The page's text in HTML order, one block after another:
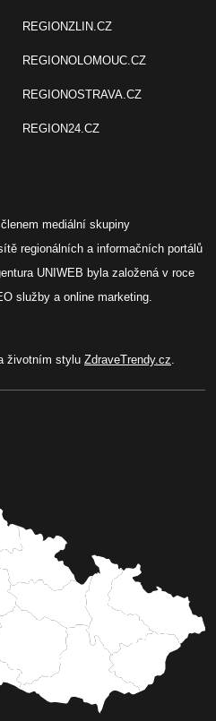
REGIONZLIN.CZ
REGIONOLOMOUC.CZ
REGIONOSTRAVA.CZ
REGION24.CZ
mediální skupiny
regionálních a informačních portálů
UNIWEB byla založená v roce
služby a online marketing.
životním stylu ZdraveTrendy.cz